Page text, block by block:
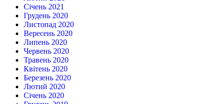
Січень 2021
Грудень 2020
Листопад 2020
Вересень 2020
Липень 2020
Червень 2020
Травень 2020
Квітень 2020
Березень 2020
Лютий 2020
Січень 2020